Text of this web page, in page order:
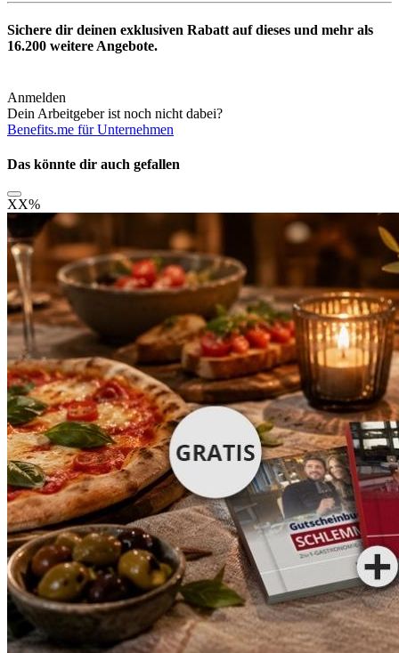
Sichere dir deinen exklusiven Rabatt auf dieses und mehr als
16.200 weitere Angebote.
Anmelden
Dein Arbeitgeber ist noch nicht dabei?
Benefits.me für Unternehmen
Das könnte dir auch gefallen
XX%